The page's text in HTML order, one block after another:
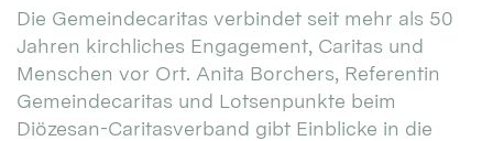
Die Gemeindecaritas verbindet seit mehr als 50
Jahren kirchliches Engagement, Caritas und
Menschen vor Ort. Anita Borchers, Referentin
Gemeindecaritas und Lotsenpunkte beim
Diözesan-Caritasverband gibt Einblicke in die